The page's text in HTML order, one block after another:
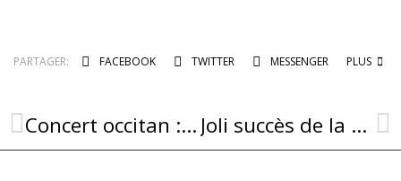
PARTAGER: FACEBOOK TWITTER MESSENGER PLUS
Concert occitan : les « écrits chantés des troubadours » Joli succès de la première fête des foins